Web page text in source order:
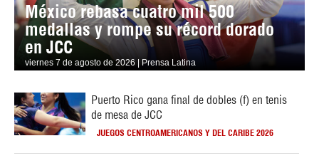
México rebasa cuatro mil 500
medallas y rompe su récord dorado
en JCC
viernes 7 de agosto de 2026 | Prensa Latina
Puerto Rico gana final de dobles (f) en tenis
de mesa de JCC
JUEGOS CENTROAMERICANOS Y DEL CARIBE 2026